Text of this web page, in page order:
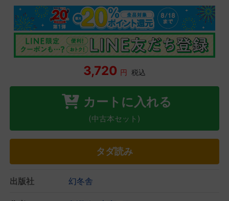
3,720 円 税込
カートに入れる
(中古本セット)
タダ読み
出版社 幻冬舎